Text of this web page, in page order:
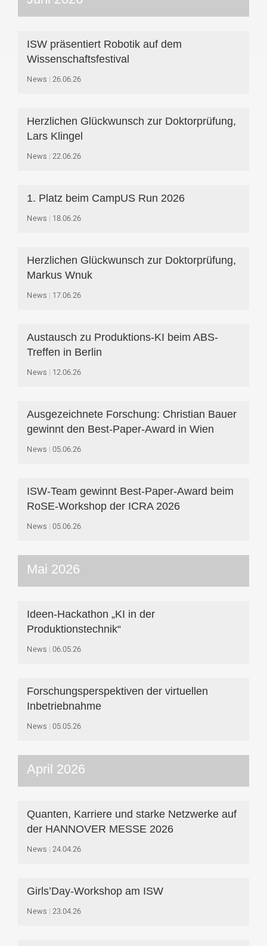
ISW präsentiert Robotik auf dem
Wissenschaftsfestival
News 26.06.26
Herzlichen Glückwunsch zur Doktorprüfung,
Lars Klingel
News 22.06.26
1. Platz beim CampUS Run 2026
News 18.06.26
Herzlichen Glückwunsch zur Doktorprüfung,
Markus Wnuk
News 17.06.26
Austausch zu Produktions-KI beim ABS-
Treffen in Berlin
News 12.06.26
Ausgezeichnete Forschung: Christian Bauer
gewinnt den Best-Paper-Award in Wien
News 05.06.26
ISW-Team gewinnt Best-Paper-Award beim
RoSE-Workshop der ICRA 2026
News 05.06.26
Mai 2026
Ideen-Hackathon „KI in der
Produktionstechnik“
News 06.05.26
Forschungsperspektiven der virtuellen
Inbetriebnahme
News 05.05.26
April 2026
Quanten, Karriere und starke Netzwerke auf
der HANNOVER MESSE 2026
News 24.04.26
Girls’Day-Workshop am ISW
News 23.04.26